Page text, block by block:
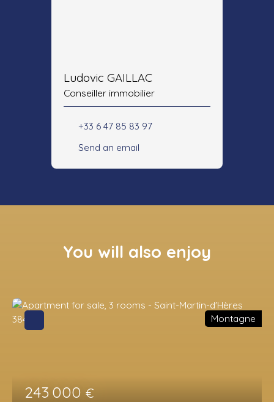
Ludovic GAILLAC
Conseiller immobilier
+33 6 47 85 83 97
Send an email
You will also enjoy
243 000 €
Montagne